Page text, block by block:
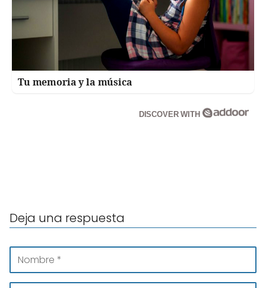
Tu memoria y la música
DISCOVER WITH
Deja una respuesta